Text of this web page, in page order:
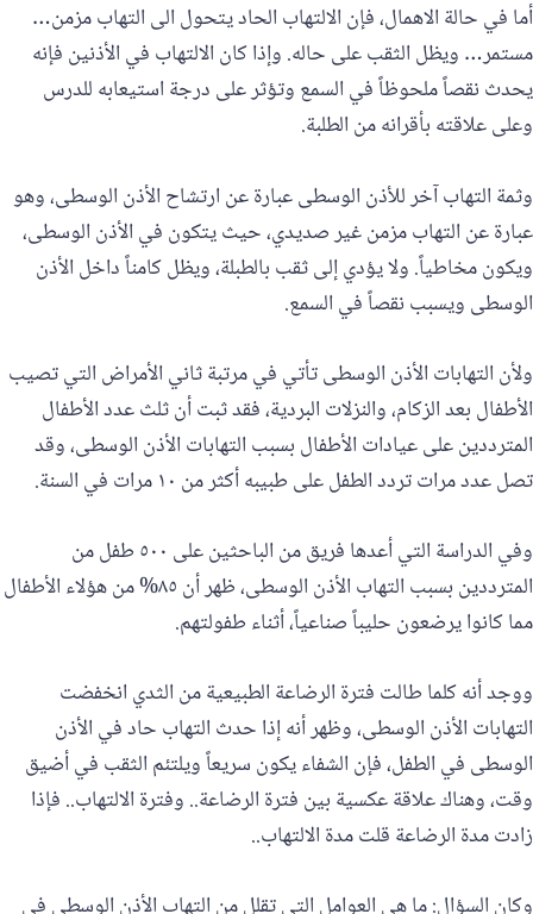
أما في حالة الاهمال، فإن الالتهاب الحاد يتحول الى التهاب مزمن…
مستمر… ويظل الثقب على حاله. وإذا كان الالتهاب في الأذنين فإنه
يحدث نقصاً ملحوظاً في السمع وتؤثر على درجة استيعابه للدرس
وعلى علاقته بأقرانه من الطلبة.
وثمة التهاب آخر للأذن الوسطى عبارة عن ارتشاح الأذن الوسطى، وهو
عبارة عن التهاب مزمن غير صديدي، حيث يتكون في الأذن الوسطى،
ويكون مخاطياً. ولا يؤدي إلى ثقب بالطبلة، ويظل كامناً داخل الأذن
الوسطى ويسبب نقصاً في السمع.
ولأن التهابات الأذن الوسطى تأتي في مرتبة ثاني الأمراض التي تصيب
الأطفال بعد الزكام، والنزلات البردية، فقد ثبت أن ثلث عدد الأطفال
المترددين على عيادات الأطفال بسبب التهابات الأذن الوسطى، وقد
تصل عدد مرات تردد الطفل على طبيبه أكثر من ١٠ مرات في السنة.
وفي الدراسة التي أعدها فريق من الباحثين على ٥٠٠ طفل من
المترددين بسبب التهاب الأذن الوسطى، ظهر أن ٨٥% من هؤلاء الأطفال
مما كانوا يرضعون حليباً صناعياً، أثناء طفولتهم.
ووجد أنه كلما طالت فترة الرضاعة الطبيعية من الثدي انخفضت
التهابات الأذن الوسطى، وظهر أنه إذا حدث التهاب حاد في الأذن
الوسطى في الطفل، فإن الشفاء يكون سريعاً ويلتئم الثقب في أضيق
وقت، وهناك علاقة عكسية بين فترة الرضاعة.. وفترة الالتهاب.. فإذا
زادت مدة الرضاعة قلت مدة الالتهاب..